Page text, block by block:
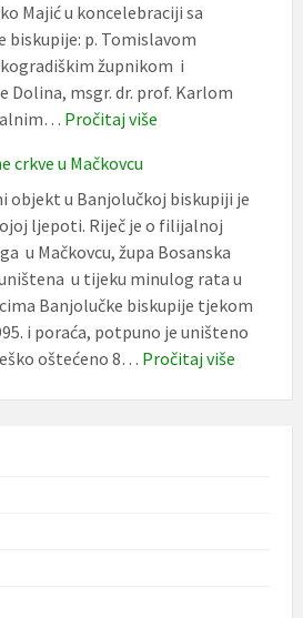
Majić u koncelebraciji sa
biskupije: p. Tomislavom
župnikom i
Dolina, msgr. dr. prof. Karlom
Pročitaj više
mučeničke
smrti
vlč.
Ratka
Grgića
crkve u Mačkovcu
objekt u Banjolučkoj biskupiji je
ljepoti. Riječ je o filijalnoj
u Mačkovcu, župa Bosanska
u tijeku minulog rata u
Banjolučke biskupije tjekom
i poraća, potpuno je uništeno
oštećeno 8… Pročitaj više